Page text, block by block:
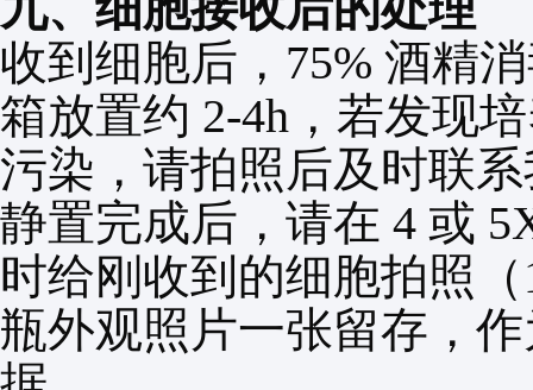
收到细胞后， 75% 酒精
箱放置约 2-4h ，若发现
污染，请拍照后及时联
静置完成后，请在 4 或
时给刚收到的细胞拍照（
瓶外观照片一张留存，